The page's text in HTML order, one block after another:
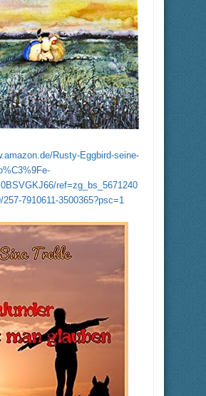
Rusty-Eggbird-seine-
ref=zg_bs_5671240
7910611-3500365?psc=1